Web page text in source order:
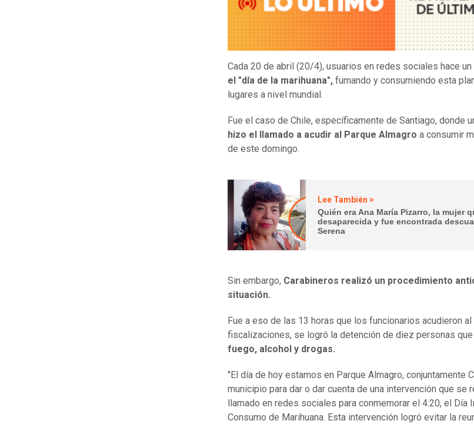
Cada 20 de abril (20/4), usuarios en redes sociales hace un
el "día de la marihuana", fumando y consumiendo esta
lugares a nivel mundial.
Fue el caso de Chile, específicamente de Santiago, donde
hizo el llamado a acudir al Parque Almagro a consumir
de este domingo.
Lee También >
Quién era Ana María Pizarro, la mujer
desaparecida y fue encontrada
Serena
Sin embargo, Carabineros realizó un procedimiento
situación.
Fue a eso de las 13 horas que los funcionarios acudieron al
fiscalizaciones, se logró la detención de diez personas que
fuego, alcohol y drogas.
"El día de hoy estamos en Parque Almagro, conjuntamente
municipio para dar o dar cuenta de una intervención que se
llamado en redes sociales para conmemorar el 4:20, el Día
Consumo de Marihuana. Esta intervención logró evitar la